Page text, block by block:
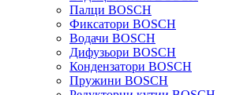
Палци BOSCH
Фиксатори BOSCH
Водачи BOSCH
Дифузьори BOSCH
Кондензатори BOSCH
Пружини BOSCH